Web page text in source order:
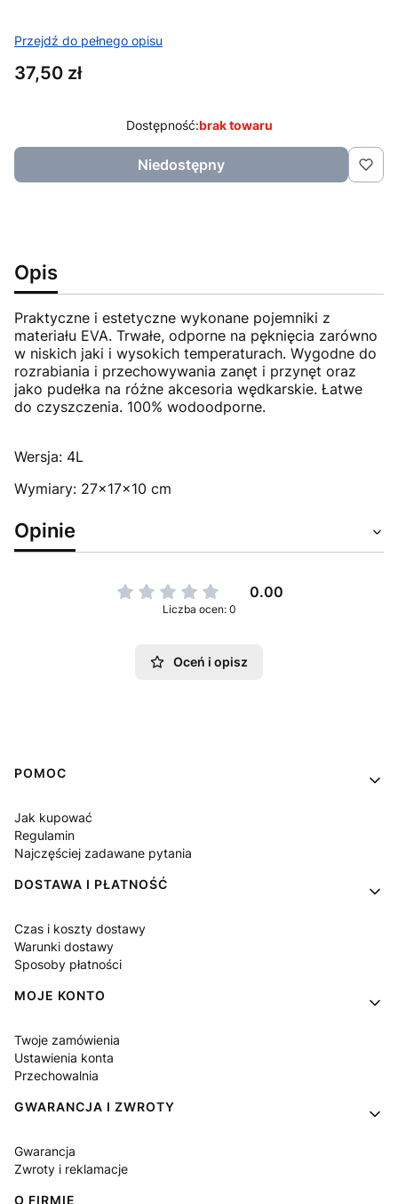
Przejdź do pełnego opisu
Cena
37,50 zł
Dostępność:brak towaru
Niedostępny
Opis
Praktyczne i estetyczne wykonane pojemniki z
materiału EVA. Trwałe, odporne na pęknięcia zarówno
w niskich jaki i wysokich temperaturach. Wygodne do
rozrabiania i przechowywania zanęt i przynęt oraz
jako pudełka na różne akcesoria wędkarskie. Łatwe
do czyszczenia. 100% wodoodporne.
Wersja: 4L
Wymiary: 27x17x10 cm
Opinie
0.00
Liczba ocen: 0
Oceń i opisz
Linki w stopce
POMOC
Jak kupować
Regulamin
Najczęściej zadawane pytania
DOSTAWA I PŁATNOŚĆ
Czas i koszty dostawy
Warunki dostawy
Sposoby płatności
MOJE KONTO
Twoje zamówienia
Ustawienia konta
Przechowalnia
GWARANCJA I ZWROTY
Gwarancja
Zwroty i reklamacje
O FIRMIE